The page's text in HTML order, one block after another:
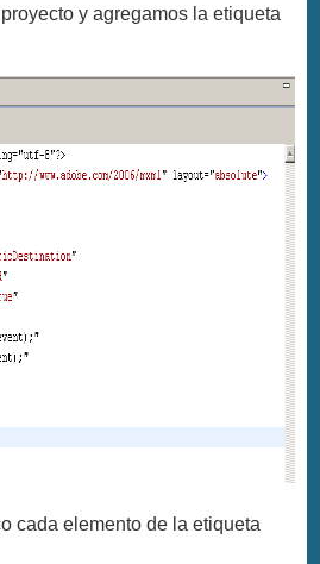
y agregamos la etiqueta
cada elemento de la etiqueta